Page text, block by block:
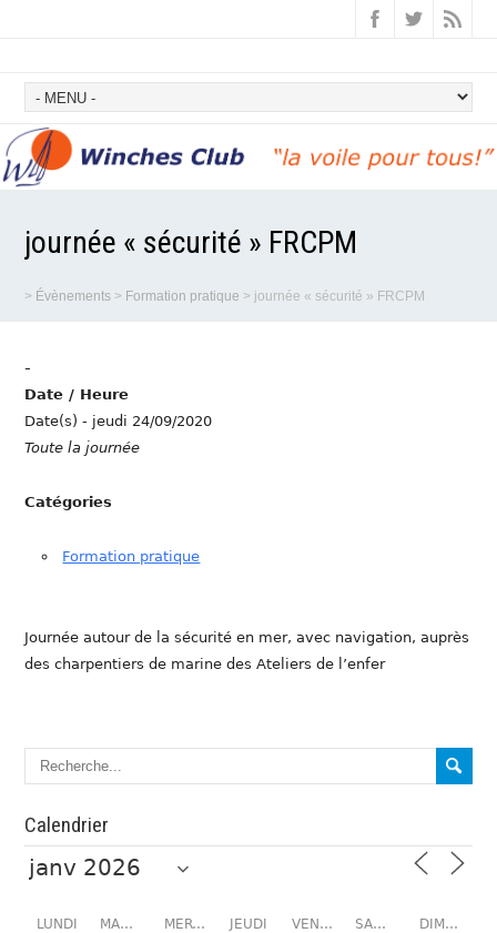
journée « sécurité » FRCPM
> Évènements > Formation pratique > journée « sécurité » FRCPM
-
Date / Heure
Date(s) - jeudi 24/09/2020
Toute la journée
Catégories
Formation pratique
Journée autour de la sécurité en mer, avec navigation, auprès
des charpentiers de marine des Ateliers de l’enfer
Calendrier
LUNDI MARDI MERCREDI JEUDI VENDREDI SAMEDI DIMANCHE